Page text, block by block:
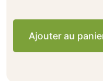
Ajouter au